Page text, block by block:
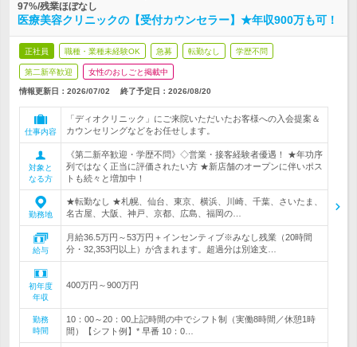
97%/残業ほぼなし
医療美容クリニックの【受付カウンセラー】★年収900万も可！
正社員 職種・業種未経験OK 急募 転勤なし 学歴不問
第二新卒歓迎 女性のおしごと掲載中
情報更新日：2026/07/02 終了予定日： 2026/08/20
仕事内容
「ディオクリニック」にご来院いただいたお客様への入会提案＆
カウンセリングなどをお任せします。
対象と
なる方
《第二新卒歓迎・学歴不問》◇営業・接客経験者優遇！ ★年功序
列ではなく正当に評価されたい方 ★新店舗のオープンに伴いポス
トも続々と増加中！
勤務地
★転勤なし ★札幌、仙台、東京、横浜、川崎、千葉、さいたま、
名古屋、大阪、神戸、京都、広島、福岡の…
給与
月給36.5万円～53万円＋インセンティブ※みなし残業（20時間
分・32,353円以上）が含まれます。超過分は別途支…
初年度
年収
400万円～900万円
勤務
時間
10：00～20：00上記時間の中でシフト制（実働8時間／休憩1時
間）【シフト例】* 早番 10：0…